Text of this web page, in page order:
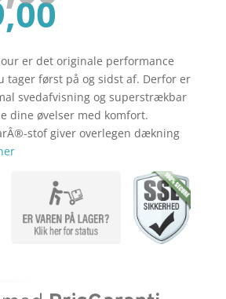
var:
kr.
Den
pris
er:
kr.
er det originale performance
tager først på og sidst af. Derfor er
svedafvisning og superstrækbar
dine øvelser med komfort.
stof giver overlegen dækning